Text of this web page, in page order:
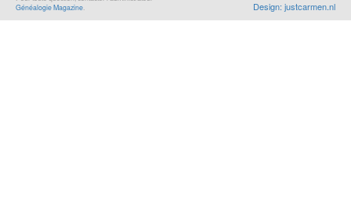
Généalogie Magazine. Design: justcarmen.nl